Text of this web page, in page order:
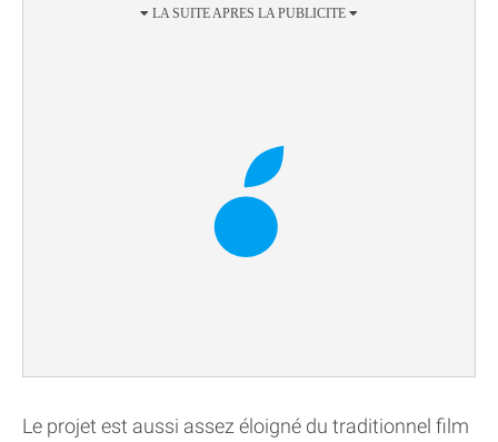
Le projet est aussi assez éloigné du traditionnel film